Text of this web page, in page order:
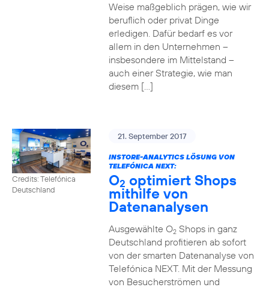
Weise maßgeblich prägen, wie wir
beruflich oder privat Dinge
erledigen. Dafür bedarf es vor
allem in den Unternehmen –
insbesondere im Mittelstand –
auch einer Strategie, wie man
diesem […]
Credits: Telefónica
Deutschland
21. September 2017
INSTORE-ANALYTICS LÖSUNG VON
TELEFÓNICA NEXT:
O2 optimiert Shops
mithilfe von
Datenanalysen
Ausgewählte O2Shops in ganz
Deutschland profitieren ab sofort
von der smarten Datenanalyse von
Telefónica NEXT. Mit der Messung
von Besucherströmen und